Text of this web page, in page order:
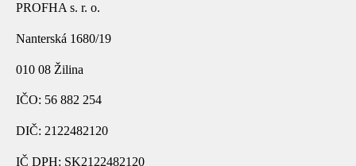
PROFHA s. r. o.
Nanterská 1680/19
010 08 Žilina
IČO: 56 882 254
DIČ: 2122482120
IČ DPH: SK2122482120